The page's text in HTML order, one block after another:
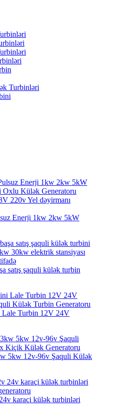
Turbinləri
Enerji 1kw 2kw 5kW
satış şaquli külək turbin
Turbin 12V 24V
5kw 12v-96v Şaquli Külək
karaçi külək turbinləri